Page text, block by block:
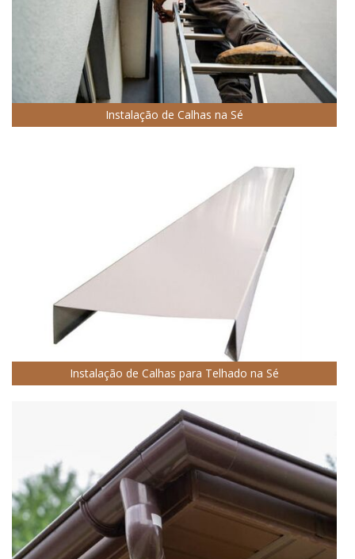
Instalação de Calhas na Sé
Instalação de Calhas para Telhado na Sé